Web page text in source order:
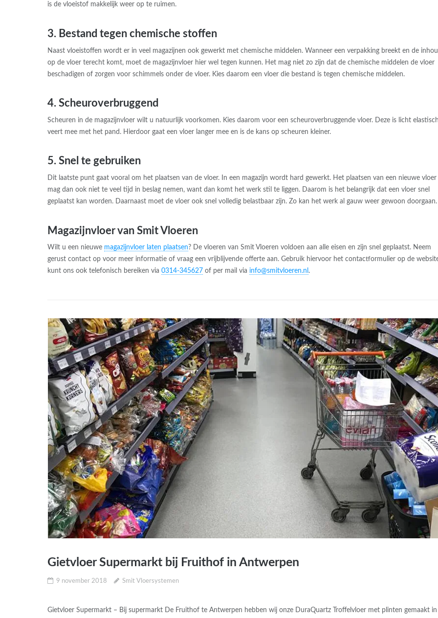
is de vloeistof makkelijk weer op te ruimen.
3. Bestand tegen chemische stoffen
Naast vloeistoffen wordt er in veel magazijnen ook gewerkt met chemische middelen. Wanneer een verpakking breekt en de
op de vloer terecht komt, moet de magazijnvloer hier wel tegen kunnen. Het mag niet zo zijn dat de chemische middelen de vloer
beschadigen of zorgen voor schimmels onder de vloer. Kies daarom een vloer die bestand is tegen chemische middelen.
4. Scheuroverbruggend
Scheuren in de magazijnvloer wilt u natuurlijk voorkomen. Kies daarom voor een scheuroverbruggende vloer. Deze is licht
veert mee met het pand. Hierdoor gaat een vloer langer mee en is de kans op scheuren kleiner.
5. Snel te gebruiken
Dit laatste punt gaat vooral om het plaatsen van de vloer. In een magazijn wordt hard gewerkt. Het plaatsen van een nieuwe vloer
mag dan ook niet te veel tijd in beslag nemen, want dan komt het werk stil te liggen. Daarom is het belangrijk dat een vloer snel
geplaatst kan worden. Daarnaast moet de vloer ook snel volledig belastbaar zijn. Zo kan het werk al gauw weer gewoon doorgaan.
Magazijnvloer van Smit Vloeren
Wilt u een nieuwe magazijnvloer laten plaatsen ? De vloeren van Smit Vloeren voldoen aan alle eisen en zijn snel geplaatst. Neem
gerust contact op voor meer informatie of vraag een vrijblijvende offerte aan. Gebruik hiervoor het contactformulier op de
kunt ons ook telefonisch bereiken via 0314-345627 of per mail via info@smitvloeren.nl .
Gietvloer Supermarkt bij Fruithof in Antwerpen
9 november 2018 Smit Vloersystemen
Gietvloer Supermarkt – Bij supermarkt De Fruithof te Antwerpen hebben wij onze DuraQuartz Troffelvloer met plinten gemaakt